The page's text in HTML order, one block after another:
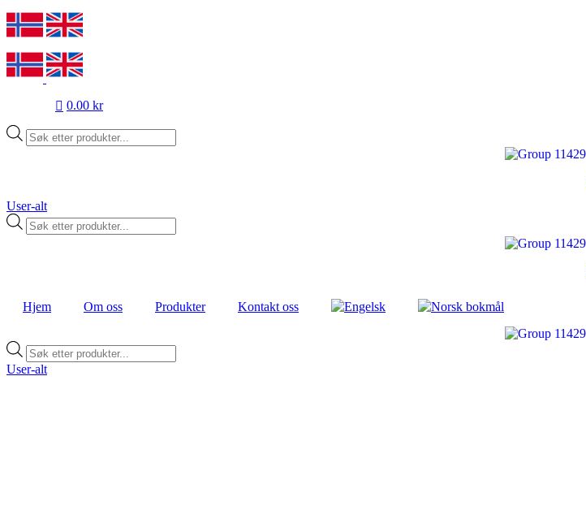
0.00 kr
Products
search
User-alt
Products
search
Hjem Om oss Produkter Kontakt oss
Products
search
User-alt